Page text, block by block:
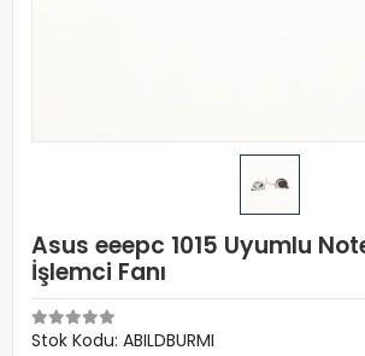
Asus eeepc 1015 Uyumlu
İşlemci Fanı
Stok Kodu: ABILDBURMI